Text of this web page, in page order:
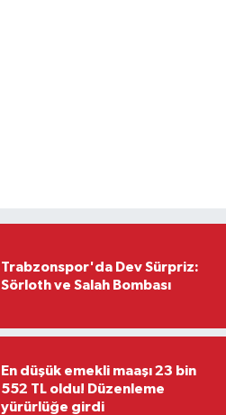
Trabzonspor'da Dev Sürpriz:
Sörloth ve Salah Bombası
En düşük emekli maaşı 23 bin
552 TL oldu! Düzenleme
yürürlüğe girdi